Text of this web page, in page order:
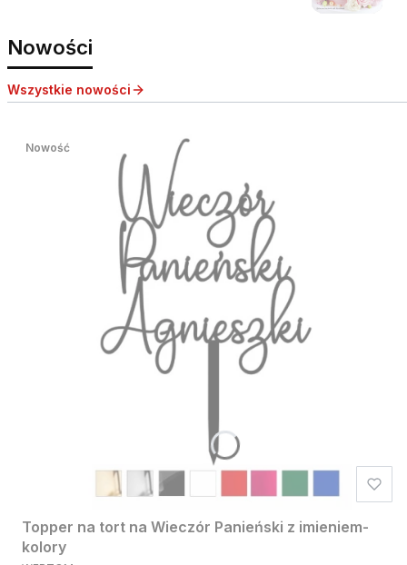
Nowości
Wszystkie nowości
Nowość
Topper na tort na Wieczór Panieński z imieniem-
kolory